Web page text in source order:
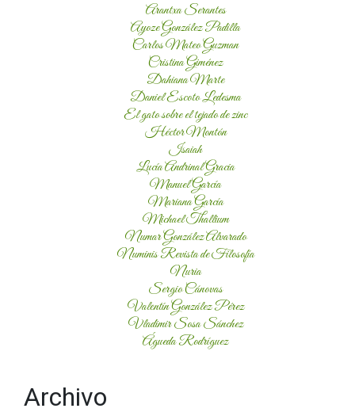
Arantxa Serantes
Ayoze González Padilla
Carlos Mateo Guzman
Cristina Giménez
Dahiana Marte
Daniel Escoto Ledesma
El gato sobre el tejado de zinc
Héctor Montón
Isaiah
Lucía Andrinal Gracia
Manuel García
Mariana García
Michael Thallium
Numar González Alvarado
Numinis Revista de Filosofía
Nuria
Sergio Cánovas
Valentín González Pérez
Vladimir Sosa Sánchez
Águeda Rodríguez
Archivo